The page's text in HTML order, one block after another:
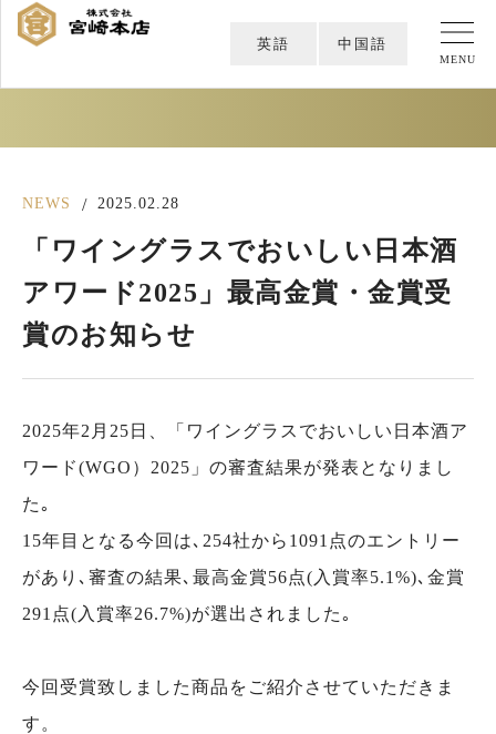
MENU
英語 中国語
NEWS / 2025.02.28
「ワイングラスでおいしい日本酒
アワード2025」最高金賞・金賞受
賞のお知らせ
2025年2月25日、「ワイングラスでおいしい日本酒ア
ワード(WGO）2025」の審査結果が発表となりまし
た｡
15年目となる今回は､254社から1091点のエントリー
があり､審査の結果､最高金賞56点(入賞率5.1%)､金賞
291点(入賞率26.7%)が選出されました｡
今回受賞致しました商品をご紹介させていただきま
す。